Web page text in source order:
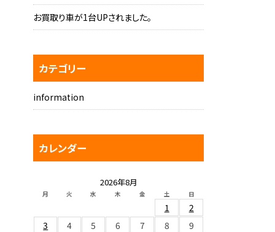
お買取り車が1台UPされました。
カテゴリー
information
カレンダー
2026年8月
月 火 水 木 金 土 日
1
2
3
4 5 6 7 8
9